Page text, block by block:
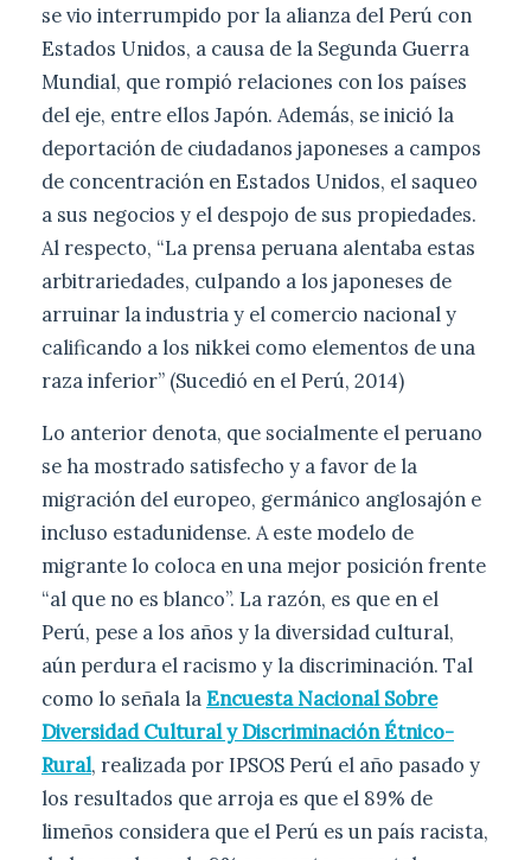
se vio interrumpido por la alianza del Perú con
Estados Unidos, a causa de la Segunda Guerra
Mundial, que rompió relaciones con los países
del eje, entre ellos Japón. Además, se inició la
deportación de ciudadanos japoneses a campos
de concentración en Estados Unidos, el saqueo
a sus negocios y el despojo de sus propiedades.
Al respecto, “La prensa peruana alentaba estas
arbitrariedades, culpando a los japoneses de
arruinar la industria y el comercio nacional y
calificando a los nikkei como elementos de una
raza inferior” (Sucedió en el Perú, 2014)
Lo anterior denota, que socialmente el peruano
se ha mostrado satisfecho y a favor de la
migración del europeo, germánico anglosajón e
incluso estadunidense. A este modelo de
migrante lo coloca en una mejor posición frente
“al que no es blanco”. La razón, es que en el
Perú, pese a los años y la diversidad cultural,
aún perdura el racismo y la discriminación. Tal
como lo señala laEncuesta Nacional Sobre
Diversidad Cultural y Discriminación Étnico-
Rural, realizada por IPSOS Perú el año pasado y
los resultados que arroja es que el 89% de
limeños considera que el Perú es un país racista,